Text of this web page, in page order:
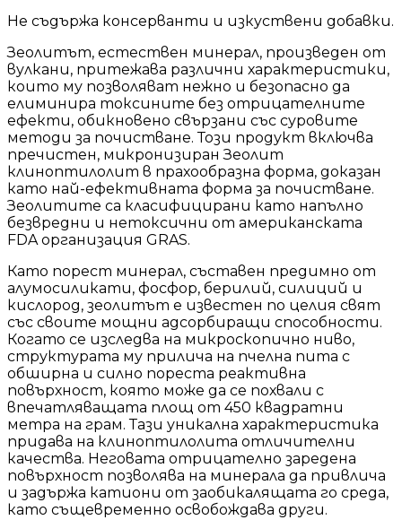
Не съдържа консерванти и изкуствени добавки.
Зеолитът, естествен минерал, произведен от
вулкани, притежава различни характеристики,
които му позволяват нежно и безопасно да
елиминира токсините без отрицателните
ефекти, обикновено свързани със суровите
методи за почистване. Този продукт включва
пречистен, микронизиран Зеолит
клиноптилолит в прахообразна форма, доказан
като най-ефективната форма за почистване.
Зеолитите са класифицирани като напълно
безвредни и нетоксични от американската
FDA организация GRAS.
Като порест минерал, съставен предимно от
алумосиликати, фосфор, берилий, силиций и
кислород, зеолитът е известен по целия свят
със своите мощни адсорбиращи способности.
Когато се изследва на микроскопично ниво,
структурата му прилича на пчелна пита с
обширна и силно пореста реактивна
повърхност, която може да се похвали с
впечатляващата площ от 450 квадратни
метра на грам. Тази уникална характеристика
придава на клиноптилолита отличителни
качества. Неговата отрицателно заредена
повърхност позволява на минерала да привлича
и задържа катиони от заобикалящата го среда,
като същевременно освобождава други.